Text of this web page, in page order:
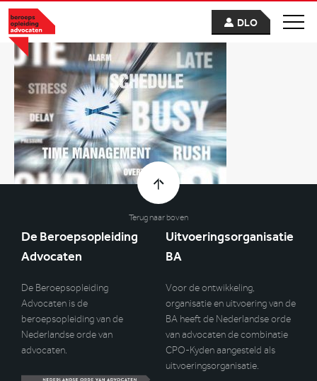
DLO
Terug naar boven
De Beroepsopleiding
Advocaten
De Beroepsopleiding
Advocaten is de
beroepsopleiding van de
Nederlandse orde van
advocaten.
Uitvoeringsorganisatie
BA
Voor de ontwikkeling,
organisatie en uitvoering van de
BA heeft de Nederlandse orde
van advocaten de combinatie
CPO-Kyden aangesteld als
uitvoeringsorganisatie.